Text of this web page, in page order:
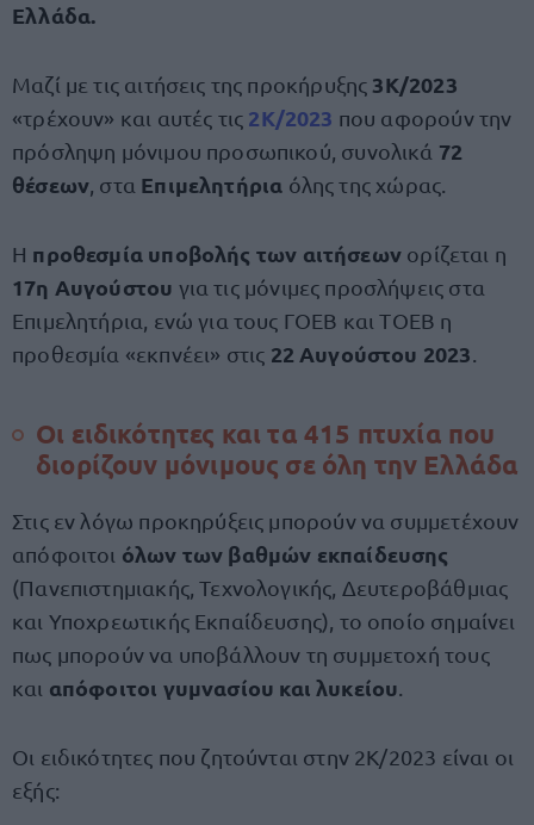
Ελλάδα.
Μαζί με τις αιτήσεις της προκήρυξης 3Κ/2023
«τρέχουν» και αυτές τις 2Κ/2023 που αφορούν την
πρόσληψη μόνιμου προσωπικού, συνολικά 72
θέσεων , στα Επιμελητήρια όλης της χώρας.
Η προθεσμία υποβολής των αιτήσεωνορίζεται η
17η Αυγούστου για τις μόνιμες προσλήψεις στα
Επιμελητήρια, ενώ για τους ΓΟΕΒ και ΤΟΕΒ η
προθεσμία «εκπνέει» στις 22 Αυγούστου 2023
Οι ειδικότητες και τα 415 πτυχία που
διορίζουν μόνιμους σε όλη την Ελλάδα
Στις εν λόγω προκηρύξεις μπορούν να συμμετέχουν
απόφοιτοι όλων των βαθμών εκπαίδευσης
(Πανεπιστημιακής, Τεχνολογικής, Δευτεροβάθμιας
και Υποχρεωτικής Εκπαίδευσης), το οποίο σημαίνει
πως μπορούν να υποβάλλουν τη συμμετοχή τους
και απόφοιτοι γυμνασίου και λυκείου
Οι ειδικότητες που ζητούνται στην 2K/2023 είναι οι
εξής: